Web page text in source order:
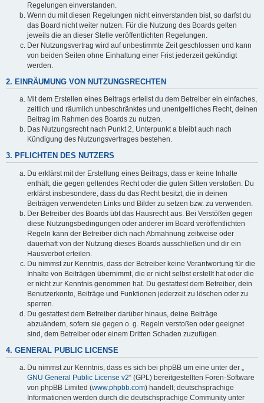
Regelungen einverstanden.
Wenn du mit diesen Regelungen nicht einverstanden bist, so darfst du
das Board nicht weiter nutzen. Für die Nutzung des Boards gelten
jeweils die an dieser Stelle veröffentlichten Regelungen.
Der Nutzungsvertrag wird auf unbestimmte Zeit geschlossen und kann
von beiden Seiten ohne Einhaltung einer Frist jederzeit gekündigt
werden.
2. EINRÄUMUNG VON NUTZUNGSRECHTEN
Mit dem Erstellen eines Beitrags erteilst du dem Betreiber ein einfaches,
zeitlich und räumlich unbeschränktes und unentgeltliches Recht, deinen
Beitrag im Rahmen des Boards zu nutzen.
Das Nutzungsrecht nach Punkt 2, Unterpunkt a bleibt auch nach
Kündigung des Nutzungsvertrages bestehen.
3. PFLICHTEN DES NUTZERS
Du erklärst mit der Erstellung eines Beitrags, dass er keine Inhalte
enthält, die gegen geltendes Recht oder die guten Sitten verstoßen. Du
erklärst insbesondere, dass du das Recht besitzt, die in deinen
Beiträgen verwendeten Links und Bilder zu setzen bzw. zu verwenden.
Der Betreiber des Boards übt das Hausrecht aus. Bei Verstößen gegen
diese Nutzungsbedingungen oder anderer im Board veröffentlichten
Regeln kann der Betreiber dich nach Abmahnung zeitweise oder
dauerhaft von der Nutzung dieses Boards ausschließen und dir ein
Hausverbot erteilen.
Du nimmst zur Kenntnis, dass der Betreiber keine Verantwortung für die
Inhalte von Beiträgen übernimmt, die er nicht selbst erstellt hat oder die
er nicht zur Kenntnis genommen hat. Du gestattest dem Betreiber, dein
Benutzerkonto, Beiträge und Funktionen jederzeit zu löschen oder zu
sperren.
Du gestattest dem Betreiber darüber hinaus, deine Beiträge
abzuändern, sofern sie gegen o. g. Regeln verstoßen oder geeignet
sind, dem Betreiber oder einem Dritten Schaden zuzufügen.
4. GENERAL PUBLIC LICENSE
Du nimmst zur Kenntnis, dass es sich bei phpBB um eine unter der „
GNU General Public License v2“ (GPL) bereitgestellten Foren-Software
von phpBB Limited (www.phpbb.com) handelt; deutschsprachige
Informationen werden durch die deutschsprachige Community unter